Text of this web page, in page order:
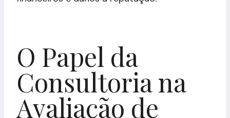
O Papel da
Consultoria na
Avaliação de